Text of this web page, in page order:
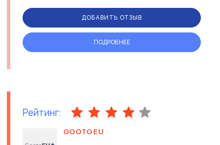
решения для бизнесо...
ДОБАВИТЬ ОТЗЫВ
ПОДРОБНЕЕ
Рейтинг:
GOOTOEU